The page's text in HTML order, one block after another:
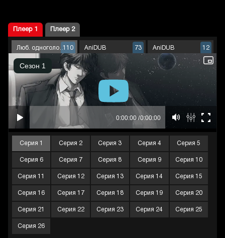
Плеер 1 Плеер 2
Люб. одноголосый 110 AniDUB 73 AniDUB 12
Серия 1 Серия 2 Серия 3 Серия 4 Серия 5
Серия 6 Серия 7 Серия 8 Серия 9 Серия 10
Серия 11 Серия 12 Серия 13 Серия 14 Серия 15
Серия 16 Серия 17 Серия 18 Серия 19 Серия 20
Серия 21 Серия 22 Серия 23 Серия 24 Серия 25
Серия 26